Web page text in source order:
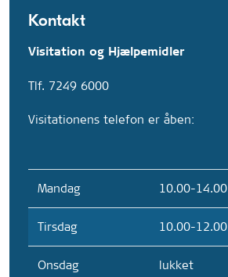
Kontakt
Visitation og Hjælpemidler
Tlf. 7249 6000
Visitationens telefon er åben:
Mandag 10.00-14.00
Tirsdag 10.00-12.00
Onsdag lukket